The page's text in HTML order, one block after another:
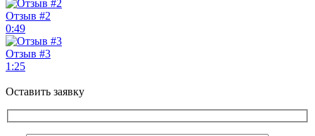
Отзыв #2
0:49
Отзыв #3
1:25
Оставить заявку